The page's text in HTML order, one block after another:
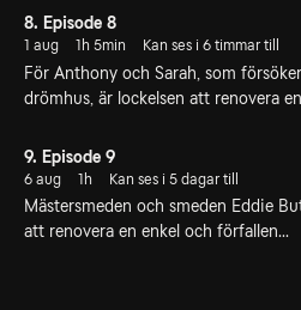
8. Episode 8
1 aug 1h 5min Kan ses i 6 timmar till
För Anthony och Sarah, som
drömhus, är lockelsen att renovera
9. Episode 9
6 aug 1h Kan ses i 5 dagar till
Mästersmeden och smeden Eddie
att renovera en enkel och förfallen...